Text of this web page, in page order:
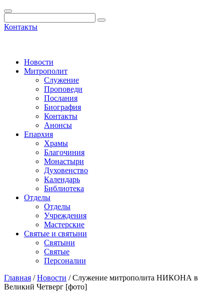
Контакты
Новости
Митрополит
Служение
Проповеди
Послания
Биография
Контакты
Анонсы
Епархия
Храмы
Благочиния
Монастыри
Духовенство
Календарь
Библиотека
Отделы
Отделы
Учреждения
Мастерские
Святые и святыни
Cвятыни
Cвятые
Персоналии
Главная /Новости /Служение митрополита НИКОНА в
Великий Четверг [фото]